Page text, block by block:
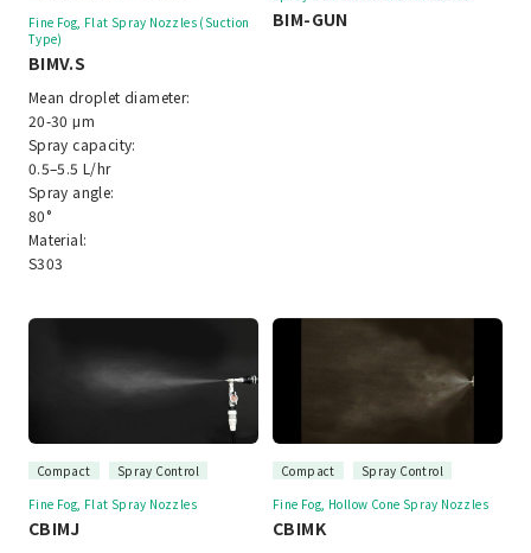
Fine Fog, Flat Spray Nozzles (Suction
Type)
BIMV.S
Mean droplet diameter:
20-30 μm
Spray capacity:
0.5–5.5 L/hr
Spray angle:
80°
Material:
S303
BIM-GUN
Compact
Spray Control
Fine Fog, Flat Spray Nozzles
CBIMJ
Compact
Spray Control
Fine Fog, Hollow Cone Spray Nozzles
CBIMK